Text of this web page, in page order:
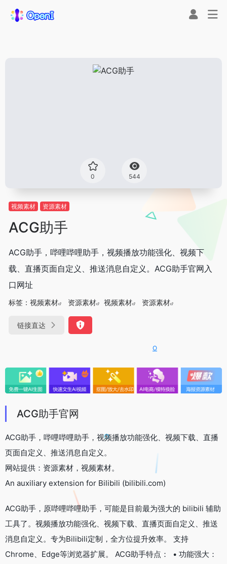
0 544
视频素材 资源素材
ACG助手
ACG助手，哔哩哔哩助手，视频播放功能强化、视频下
载、直播页面自定义、推送消息自定义。ACG助手官网入
口网址
标签： 视频素材 资源素材 视频素材 资源素材
链接直达
OpenIAPI，一站式大模型API
ACG助手官网
ACG助手，哔哩哔哩助手，视频播放功能强化、视频下载、直播
页面自定义、推送消息自定义。
网站提供：资源素材，视频素材。
An auxiliary extension for Bilibili (bilibili.com)
ACG助手，原哔哩哔哩助手，可能是目前最为强大的 bilibili 辅助
工具了。视频播放功能强化、视频下载、直播页面自定义、推送
消息自定义。专为Bilibili定制，全方位提升效率。 支持
Chrome、Edge等浏览器扩展。 ACG助手特点： • 功能强大：